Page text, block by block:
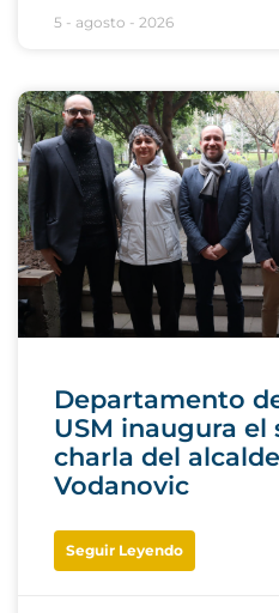
5 - agosto - 2026
Departamento
USM inaugura el
charla del
Vodanovic
Seguir Leyendo